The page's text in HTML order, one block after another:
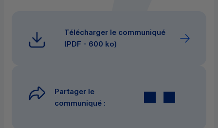
Télécharger le communiqué
(PDF - 600 ko)
Partager le
communiqué :